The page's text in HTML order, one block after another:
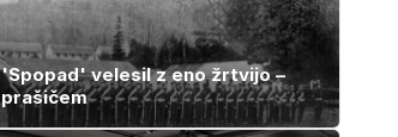
'Spopad' velesil z eno žrtvijo –
prašičem